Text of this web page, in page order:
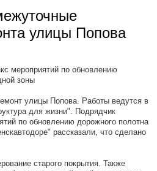
улицы Попова
мероприятий по обновлению
зоны
улицы Попова. Работы ведутся в
для жизни". Подрядчик
по обновлению дорожного полотна
рассказали, что сделано
старого покрытия. Также